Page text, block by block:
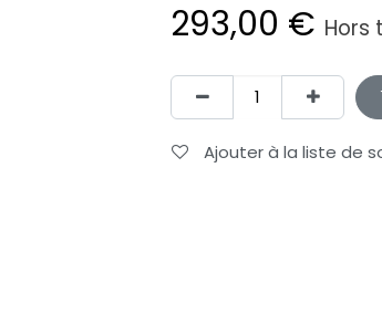
293,00 € Hors
Ajouter à la liste de